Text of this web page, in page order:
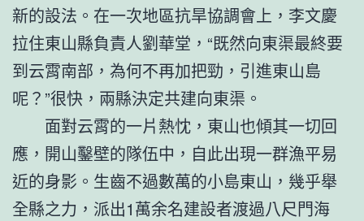
新的設法。在一次地區抗旱協調會上，李文慶
拉住東山縣負責人劉華堂，“既然向東渠最終要
到云霄南部，為何不再加把勁，引進東山島
呢？”很快，兩縣決定共建向東渠。
面對云霄的一片熱忱，東山也傾其一切回
應，開山鑿壁的隊伍中，自此出現一群漁平易
近的身影。生齒不過數萬的小島東山，幾乎舉
全縣之力，派出1萬余名建設者渡過八尺門海